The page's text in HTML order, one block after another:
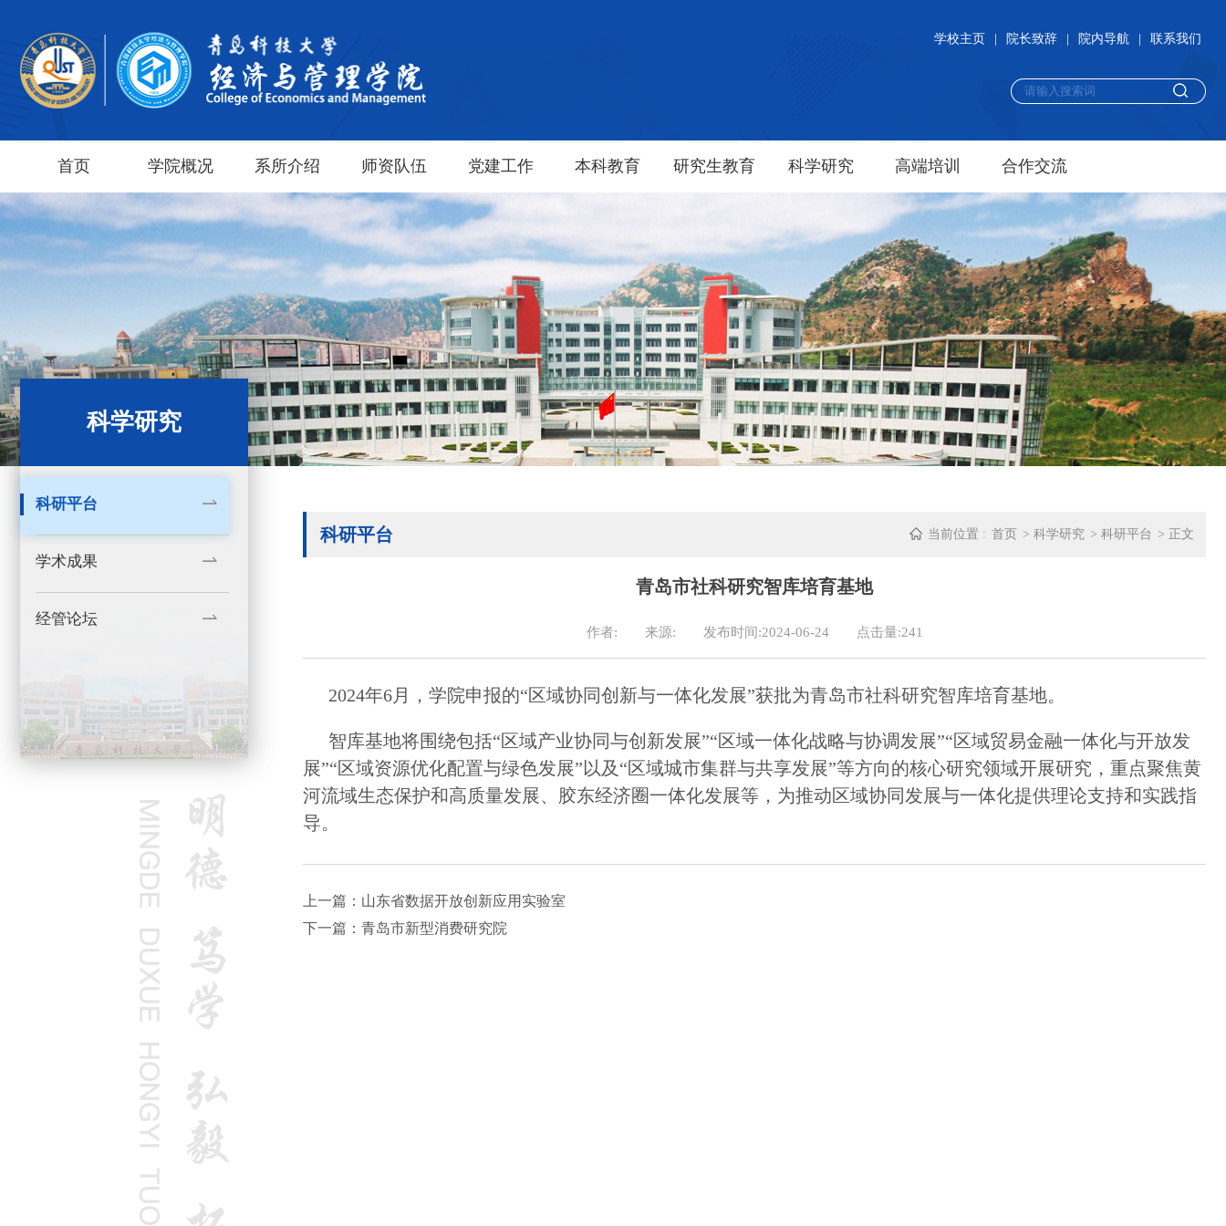
学校主页 院长致辞 院内导航 联系我们
首页 学院概况 系所介绍 师资队伍 党建工作 本科教育 研究生教育 科学研究 高端培训 合作交流
科学研究
科研平台
学术成果
经管论坛
科研平台 当前位置 : 首页 > 科学研究 > 科研平台 > 正文
青岛市社科研究智库培育基地
作者: 来源: 发布时间:2024-06-24 点击量:241
2024年6月，学院申报的“区域协同创新与一体化发展”获批为青岛市社科研究智库培育基地。
智库基地将围绕包括“区域产业协同与创新发展”“区域一体化战略与协调发展”“区域贸易金融一体化与开放发
展”“区域资源优化配置与绿色发展”以及“区域城市集群与共享发展”等方向的核心研究领域开展研究，重点聚焦黄
河流域生态保护和高质量发展、胶东经济圈一体化发展等，为推动区域协同发展与一体化提供理论支持和实践指
导。
上一篇：山东省数据开放创新应用实验室
下一篇：青岛市新型消费研究院